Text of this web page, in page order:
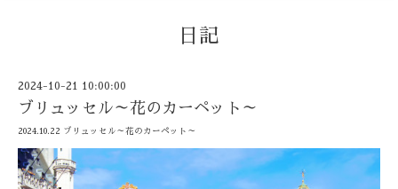
日記
2024-10-21 10:00:00
ブリュッセル～花のカーペット～
2024.10.22 ブリュッセル～花のカーペット～